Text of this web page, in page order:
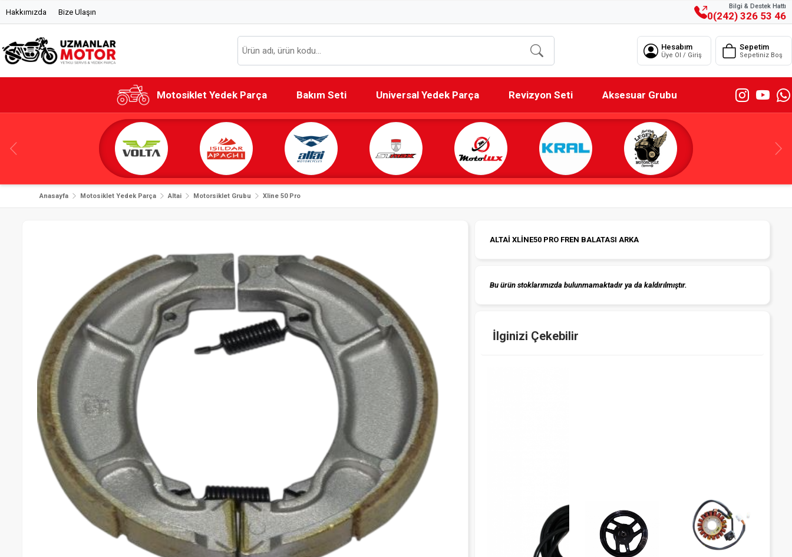
Hakkımızda Bize Ulaşın
Bilgi & Destek Hattı
0(242) 326 53 46
Hesabım
Üye Ol / Giriş
Sepetim
Sepetiniz Boş
Motosiklet Yedek Parça Bakım Seti Universal Yedek Parça Revizyon Seti Aksesuar Grubu
Anasayfa Motosiklet Yedek Parça Altai Motorsiklet Grubu Xline 50 Pro
ALTAİ XLİNE50 PRO FREN BALATASI ARKA
Bu ürün stoklarımızda bulunmamaktadır ya da kaldırılmıştır.
İlginizi Çekebilir